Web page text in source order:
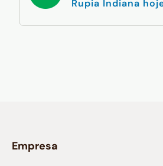
Rupia Indiana
Empresa